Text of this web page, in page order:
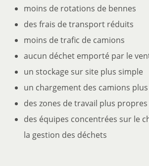
moins de rotations de bennes
des frais de transport réduits
moins de trafic de camions
aucun déchet emporté par le
un stockage sur site plus simple
un chargement des camions
des zones de travail plus
des équipes concentrées sur le
la gestion des déchets